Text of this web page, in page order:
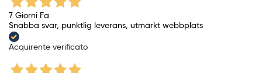
7 Giorni Fa
Snabba svar, punktlig leverans, utmärkt webbplats
Acquirente verificato